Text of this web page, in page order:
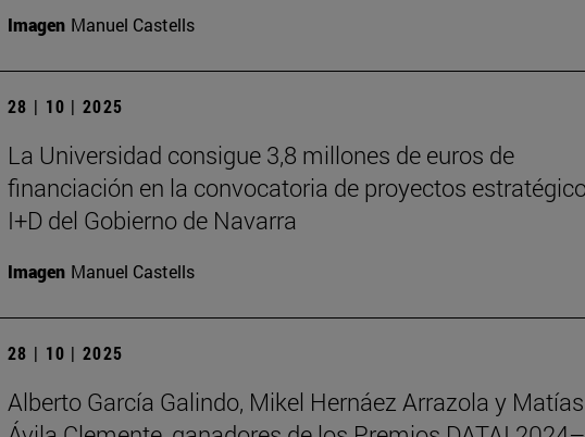
Imagen Manuel Castells
28 | 10 | 2025
La Universidad consigue 3,8 millones de euros de
financiación en la convocatoria de proyectos
I+D del Gobierno de Navarra
Imagen Manuel Castells
28 | 10 | 2025
Alberto García Galindo, Mikel Hernáez Arrazola y Matías